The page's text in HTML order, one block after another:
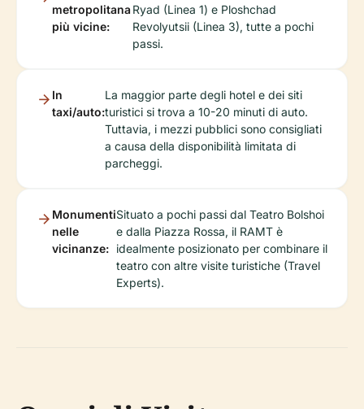
metropolitana
più vicine:
Ryad (Linea 1) e Ploshchad
Revolyutsii (Linea 3), tutte a pochi
passi.
In
taxi/auto:
La maggior parte degli hotel e dei siti
turistici si trova a 10-20 minuti di auto.
Tuttavia, i mezzi pubblici sono consigliati
a causa della disponibilità limitata di
parcheggi.
Monumenti
nelle
vicinanze:
Situato a pochi passi dal Teatro Bolshoi
e dalla Piazza Rossa, il RAMT è
idealmente posizionato per combinare il
teatro con altre visite turistiche (Travel
Experts).